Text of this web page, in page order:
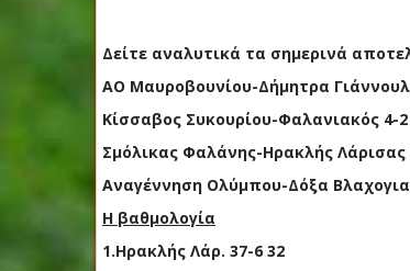
Δείτε αναλυτικά τα σημερινά
ΑΟ Μαυροβουνίου-Δήμητρα
Κίσσαβος Συκουρίου-Φαλανιακός 4-2
Σμόλικας Φαλάνης-Ηρακλής Λάρισας
Αναγέννηση Ολύμπου-Δόξα
H βαθμολογία
1.Ηρακλής Λάρ. 37-6 32